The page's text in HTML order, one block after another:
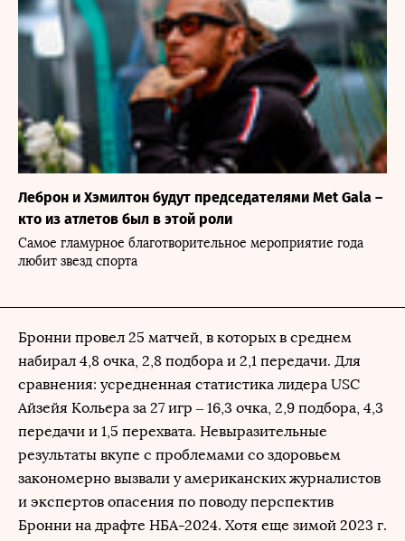
Леброн и Хэмилтон будут председателями Met Gala –
кто из атлетов был в этой роли
Самое гламурное благотворительное мероприятие года
любит звезд спорта
Бронни провел 25 матчей, в которых в среднем
набирал 4,8 очка, 2,8 подбора и 2,1 передачи. Для
сравнения: усредненная статистика лидера USC
Айзейя Кольера за 27 игр – 16,3 очка, 2,9 подбора, 4,3
передачи и 1,5 перехвата. Невыразительные
результаты вкупе с проблемами со здоровьем
закономерно вызвали у американских журналистов
и экспертов опасения по поводу перспектив
Бронни на драфте НБА-2024. Хотя еще зимой 2023 г.